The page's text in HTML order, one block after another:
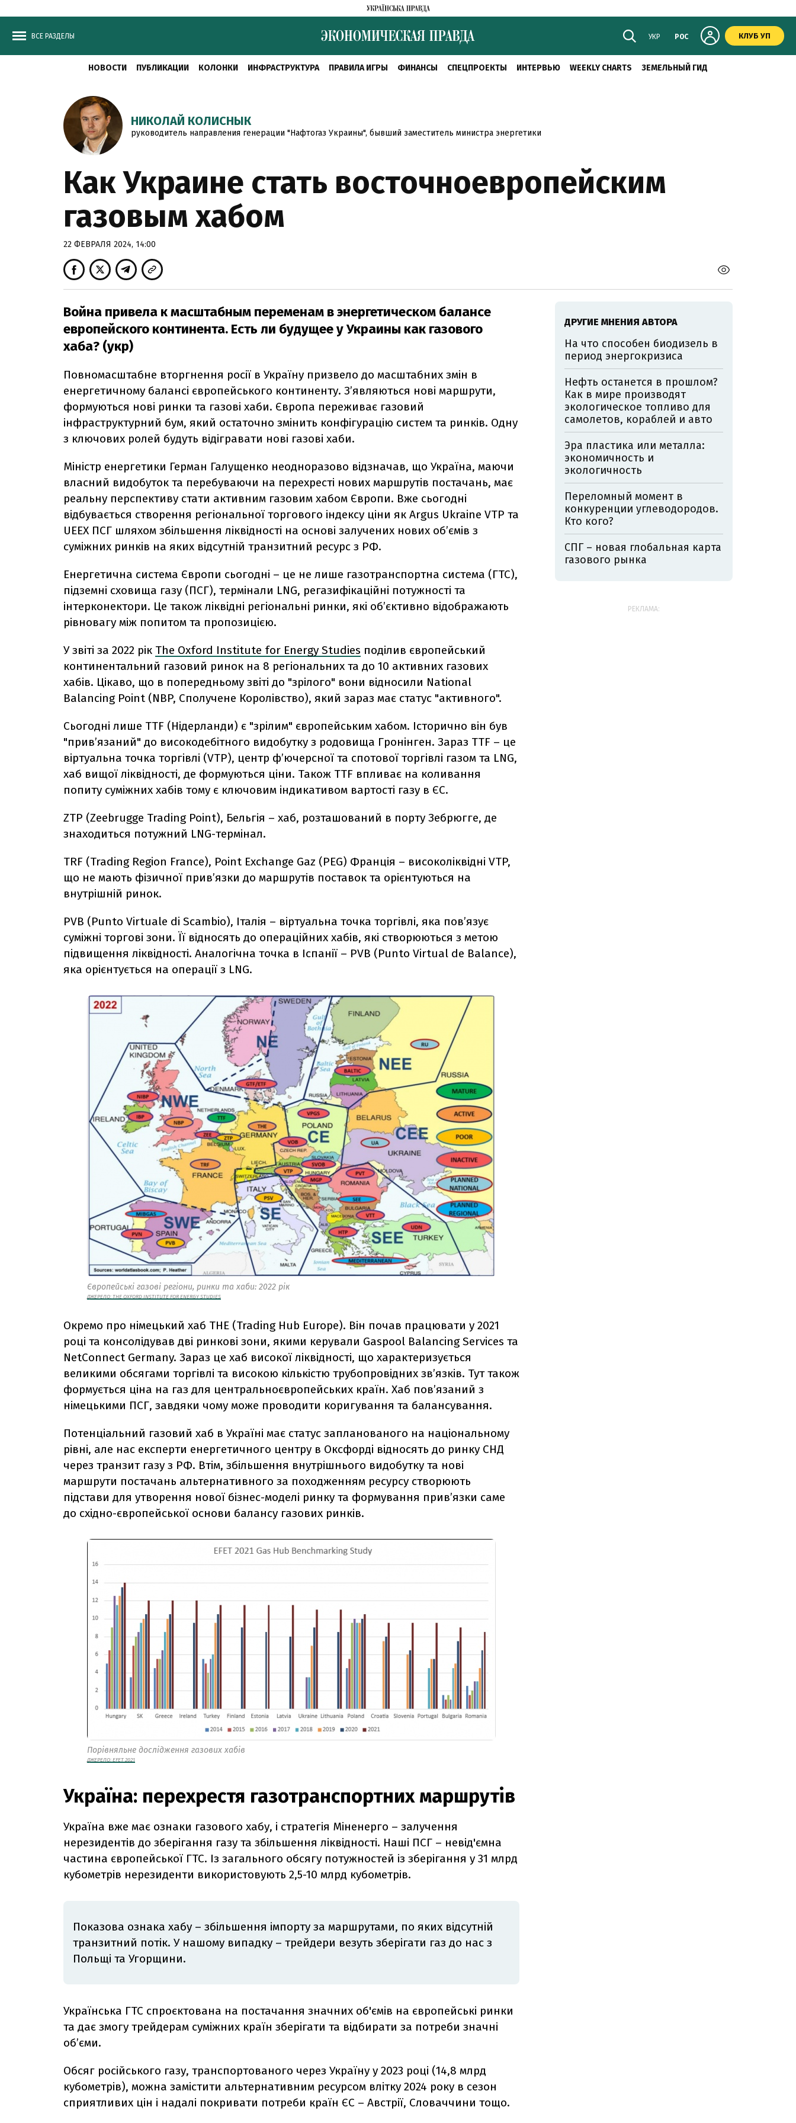
ВСЕ РАЗДЕЛЫ УКР РОС КЛУБ УП
НОВОСТИ ПУБЛИКАЦИИ КОЛОНКИ ИНФРАСТРУКТУРА ПРАВИЛА ИГРЫ ФИНАНСЫ СПЕЦПРОЕКТЫ ИНТЕРВЬЮ WEEKLY CHARTS ЗЕМЕЛЬНЫЙ ГИД
НИКОЛАЙ КОЛИСНЫК
руководитель направления генерации "Нафтогаз Украины", бывший заместитель министра энергетики
Как Украине стать восточноевропейским
газовым хабом
22 ФЕВРАЛЯ 2024, 14:00
Война привела к масштабным переменам в энергетическом балансе
европейского континента. Есть ли будущее у Украины как газового
хаба? (укр)
Повномасштабне вторгнення росії в Україну призвело до масштабних змін в
енергетичному балансі європейського континенту. З’являються нові маршрути,
формуються нові ринки та газові хаби. Європа переживає газовий
інфраструктурний бум, який остаточно змінить конфігурацію систем та ринків. Одну
з ключових ролей будуть відігравати нові газові хаби.
Міністр енергетики Герман Галущенко неодноразово відзначав, що Україна, маючи
власний видобуток та перебуваючи на перехресті нових маршрутів постачань, має
реальну перспективу стати активним газовим хабом Європи. Вже сьогодні
відбувається створення регіональної торгового індексу ціни як Argus Ukraine VTP та
UEEX ПСГ шляхом збільшення ліквідності на основі залучених нових об’ємів з
суміжних ринків на яких відсутній транзитний ресурс з РФ.
Енергетична система Європи сьогодні – це не лише газотранспортна система (ГТС),
підземні сховища газу (ПСГ), термінали LNG, регазифікаційні потужності та
інтерконектори. Це також ліквідні регіональні ринки, які об’єктивно відображають
рівновагу між попитом та пропозицією.
У звіті за 2022 рік The Oxford Institute for Energy Studies поділив європейський
континентальний газовий ринок на 8 регіональних та до 10 активних газових
хабів. Цікаво, що в попередньому звіті до "зрілого" вони відносили National
Balancing Point (NBP, Сполучене Королівство), який зараз має статус "активного".
Сьогодні лише TTF (Нідерланди) є "зрілим" європейським хабом. Історично він був
"прив’язаний" до високодебітного видобутку з родовища Гронінген. Зараз TTF – це
віртуальна точка торгівлі (VTP), центр ф’ючерсної та спотової торгівлі газом та LNG,
хаб вищої ліквідності, де формуються ціни. Також TTF впливає на коливання
попиту суміжних хабів тому є ключовим індикативом вартості газу в ЄС.
ZTP (Zeebrugge Trading Point), Бельгія – хаб, розташований в порту Зебрюгге, де
знаходиться потужний LNG-термінал.
TRF (Trading Region France), Point Exchange Gaz (PEG) Франція – високоліквідні VTP,
що не мають фізичної прив’язки до маршрутів поставок та орієнтуються на
внутрішній ринок.
PVB (Punto Virtuale di Scambio), Італія – віртуальна точка торгівлі, яка пов’язує
суміжні торгові зони. Її відносять до операційних хабів, які створюються з метою
підвищення ліквідності. Аналогічна точка в Іспанії – PVB (Punto Virtual de Balance),
яка орієнтується на операції з LNG.
Європейські газові регіони, ринки та хаби: 2022 рік
ДЖЕРЕЛО: THE OXFORD INSTITUTE FOR ENERGY STUDIES
Окремо про німецький хаб THE (Trading Hub Europe). Він почав працювати у 2021
році та консолідував дві ринкові зони, якими керували Gaspool Balancing Services та
NetConnect Germany. Зараз це хаб високої ліквідності, що характеризується
великими обсягами торгівлі та високою кількістю трубопровідних зв’язків. Тут також
формується ціна на газ для центральноєвропейських країн. Хаб пов’язаний з
німецькими ПСГ, завдяки чому може проводити коригування та балансування.
Потенціальний газовий хаб в Україні має статус запланованого на національному
рівні, але нас експерти енергетичного центру в Оксфорді відносять до ринку СНД
через транзит газу з РФ. Втім, збільшення внутрішнього видобутку та нові
маршрути постачань альтернативного за походженням ресурсу створюють
підстави для утворення нової бізнес-моделі ринку та формування прив’язки саме
до східно-європейської основи балансу газових ринків.
Порівняльне дослідження газових хабів
ДЖЕРЕЛО: EFET 2021
Україна: перехрестя газотранспортних маршрутів
Україна вже має ознаки газового хабу, і стратегія Міненерго – залучення
нерезидентів до зберігання газу та збільшення ліквідності. Наші ПСГ – невід'ємна
частина європейської ГТС. Із загального обсягу потужностей із зберігання у 31 млрд
кубометрів нерезиденти використовують 2,5-10 млрд кубометрів.
Показова ознака хабу – збільшення імпорту за маршрутами, по яких відсутній
транзитний потік. У нашому випадку – трейдери везуть зберігати газ до нас з
Польщі та Угорщини.
Українська ГТС спроєктована на постачання значних об'ємів на європейські ринки
та дає змогу трейдерам суміжних країн зберігати та відбирати за потреби значні
об’єми.
Обсяг російського газу, транспортованого через Україну у 2023 році (14,8 млрд
кубометрів), можна замістити альтернативним ресурсом влітку 2024 року в сезон
сприятливих цін і надалі покривати потреби країн ЄС – Австрії, Словаччини тощо.
ДРУГИЕ МНЕНИЯ АВТОРА
На что способен биодизель в
период энергокризиса
Нефть останется в прошлом?
Как в мире производят
экологическое топливо для
самолетов, кораблей и авто
Эра пластика или металла:
экономичность и
экологичность
Переломный момент в
конкуренции углеводородов.
Кто кого?
СПГ – новая глобальная карта
газового рынка
РЕКЛАМА: